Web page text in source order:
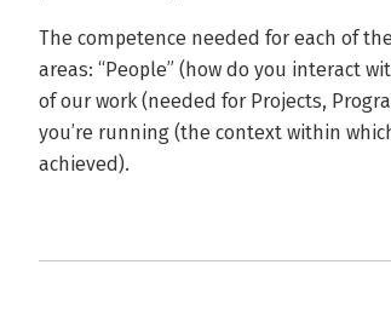
The competence needed for each of
areas: “People” (how do you interact
of our work (needed for Projects,
you’re running (the context within
achieved).